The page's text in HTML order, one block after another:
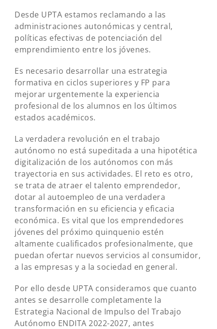
Desde UPTA estamos reclamando a las
administraciones autonómicas y central,
políticas efectivas de potenciación del
emprendimiento entre los jóvenes.
Es necesario desarrollar una estrategia
formativa en ciclos superiores y FP para
mejorar urgentemente la experiencia
profesional de los alumnos en los últimos
estados académicos.
La verdadera revolución en el trabajo
autónomo no está supeditada a una hipotética
digitalización de los autónomos con más
trayectoria en sus actividades. El reto es otro,
se trata de atraer el talento emprendedor,
dotar al autoempleo de una verdadera
transformación en su eficiencia y eficacia
económica. Es vital que los emprendedores
jóvenes del próximo quinquenio estén
altamente cualificados profesionalmente, que
puedan ofertar nuevos servicios al consumidor,
a las empresas y a la sociedad en general.
Por ello desde UPTA consideramos que cuanto
antes se desarrolle completamente la
Estrategia Nacional de Impulso del Trabajo
Autónomo ENDITA 2022-2027, antes